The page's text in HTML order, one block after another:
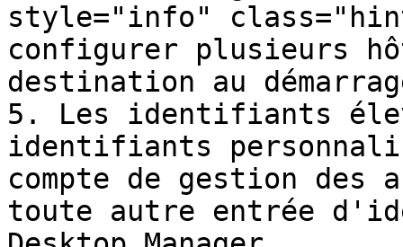
style="info"
configurer plusieurs
destination au
5. Les identifiants
identifiants
compte de gestion
toute autre entrée